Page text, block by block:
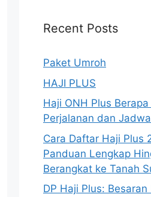
Recent Posts
Paket Umroh
HAJI PLUS
Haji ONH Plus
Perjalanan dan
Cara Daftar Haji Plus
Panduan Lengkap
Berangkat ke Tanah
DP Haji Plus: